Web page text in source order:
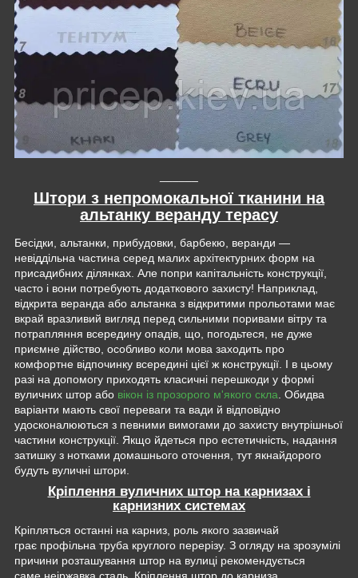
Штори з непромокальної тканини на
альтанку веранду терасу
Бесідки, альтанки, прибудовки, барбекю, веранди —
невіддільна частина серед малих архітектурних форм на
присадибних ділянках. Але попри капітальність конструкції,
часто і вони потребують додаткового захисту! Наприклад,
відкрита веранда або альтанка з відкритими прольотами має
вкрай вразливий вигляд перед сильними поривами вітру та
потрапляння всередину опадів, що, погодьтеся, не дуже
приємне дійство, особливо коли мова заходить про
комфортне відпочинку всередині цієї ж конструкції. І в цьому
разі на допомогу приходять класичні перешкоди у формі
вуличних штор або вікон із прозорого м'якого скла. Обидва
варіанти мають свої переваги та вади й відповідно
удосконалюються з певними вимогами до захисту внутрішньої
частини конструкції. Якщо йдеться про естетичність, надання
затишку з нотками домашнього оточення, тут якнайдорого
будуть вуличні штори.
Кріплення вуличних штор на карнизах і
карнизних системах
Кріпляться останні на карниз, роль якого зазвичай
грає профільна труба круглого перерізу. З огляду на зрозумілі
причини розташування штор на вулиці рекомендується